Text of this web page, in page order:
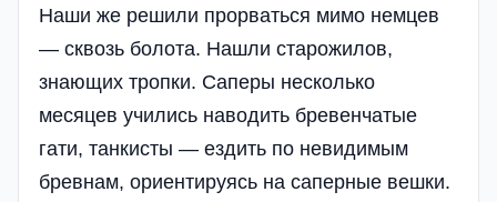
Наши же решили прорваться мимо немцев
— сквозь болота. Нашли старожилов,
знающих тропки. Саперы несколько
месяцев учились наводить бревенчатые
гати, танкисты — ездить по невидимым
бревнам, ориентируясь на саперные вешки.